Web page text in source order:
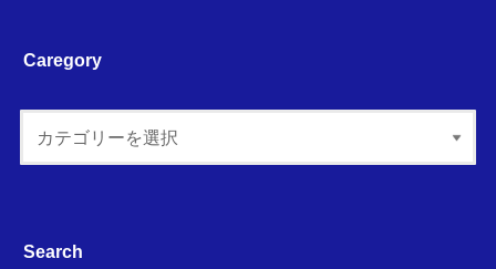
Caregory
Search